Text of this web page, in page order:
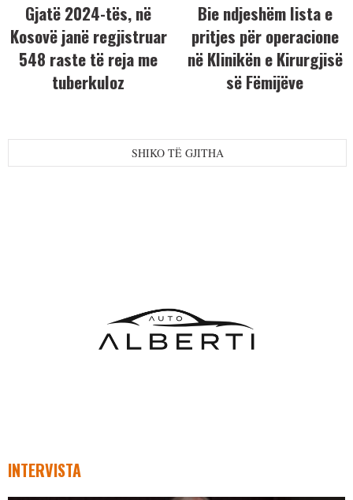
Gjatë 2024-tës, në
Kosovë janë regjistruar
548 raste të reja me
tuberkuloz
Bie ndjeshëm lista e
pritjes për operacione
në Klinikën e Kirurgjisë
së Fëmijëve
SHIKO TË GJITHA
INTERVISTA